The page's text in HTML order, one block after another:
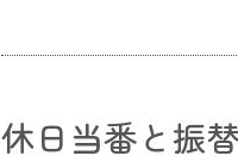
休日当番と振